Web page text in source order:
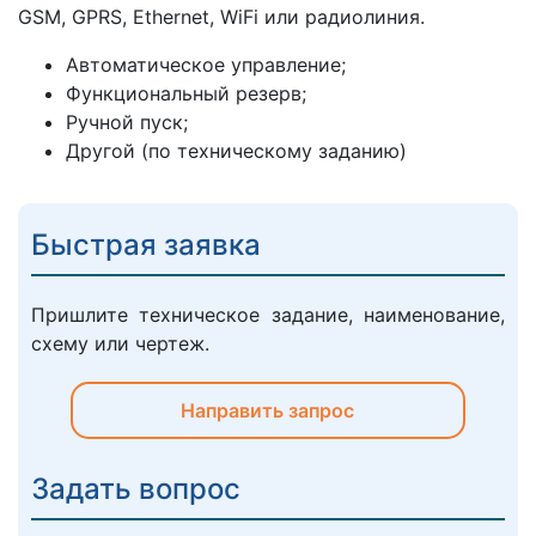
GSM, GPRS, Ethernet, WiFi или радиолиния.
Автоматическое управление;
Функциональный резерв;
Ручной пуск;
Другой (по техническому заданию)
Быстрая заявка
Пришлите техническое задание, наименование,
схему или чертеж.
Направить запрос
Задать вопрос